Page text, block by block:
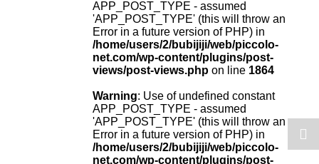
APP_POST_TYPE - assumed
'APP_POST_TYPE' (this will throw an
Error in a future version of PHP) in
/home/users/2/bubijiji/web/piccolo-
net.com/wp-content/plugins/post-
views/post-views.php on line 1864
Warning: Use of undefined constant
APP_POST_TYPE - assumed
'APP_POST_TYPE' (this will throw an
Error in a future version of PHP) in
/home/users/2/bubijiji/web/piccolo-
net.com/wp-content/plugins/post-